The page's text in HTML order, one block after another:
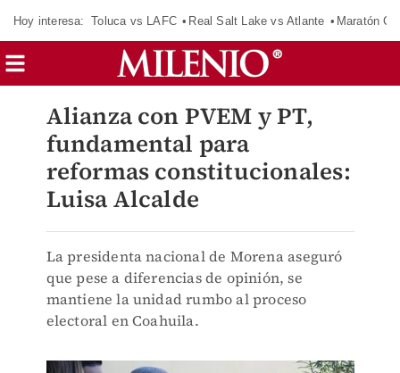
Hoy interesa: Toluca vs LAFC Real Salt Lake vs Atlante Maratón
Alianza con PVEM y PT,
fundamental para
reformas constitucionales:
Luisa Alcalde
La presidenta nacional de Morena aseguró
que pese a diferencias de opinión, se
mantiene la unidad rumbo al proceso
electoral en Coahuila.